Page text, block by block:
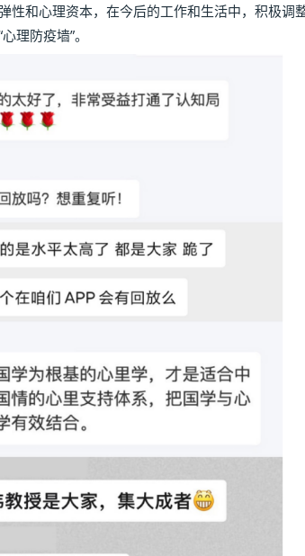
性和心理资本，在今后的工作和生活中，积极调
理防疫墙”。